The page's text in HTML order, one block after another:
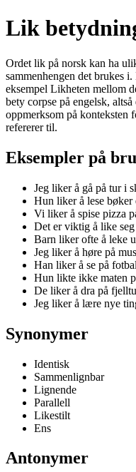
Lik
Ordet lik på norsk kan ha
sammenhengen det brukes
eksempel Likheten mellom
bety corpse på engelsk,
oppmerksom på konteksten
refererer til.
Eksempler på
Jeg liker å gå på tur i
Hun liker å lese bøker
Vi liker å spise pizza
Det er viktig å like seg
Barn liker ofte å leke
Jeg liker å høre på
Han liker å se på
Hun likte ikke maten
De liker å dra på
Jeg liker å lære nye
Synonymer
Identisk
Sammenlignbar
Lignende
Parallell
Likestilt
Ens
Antonymer